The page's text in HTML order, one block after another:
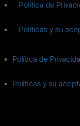
Política de
Políticas y su
Política de
Políticas y su